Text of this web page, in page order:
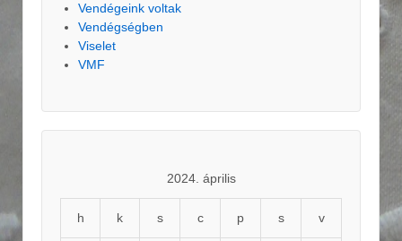
Vendégeink voltak
Vendégségben
Viselet
VMF
2024. április
h k s c p s v